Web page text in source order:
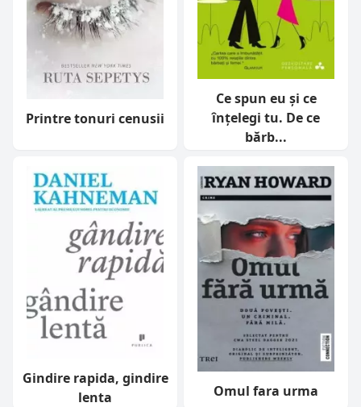
Printre tonuri cenusii
Ce spun eu și ce
înțelegi tu. De ce
bărb...
Gindire rapida, gindire
lenta
Omul fara urma